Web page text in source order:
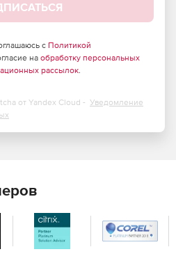
фонового шума для
с помощью уникальных
всевозможные формы с
Shutterstock и iStock от Getty
с Политикой
на обработку персональных
рассылок.
от Yandex Cloud - Уведомление